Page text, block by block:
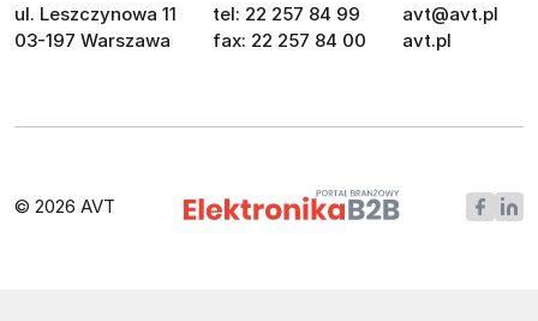
ul. Leszczynowa 11
03-197 Warszawa
tel: 22 257 84 99
fax: 22 257 84 00
avt@avt.pl
avt.pl
© 2026 AVT